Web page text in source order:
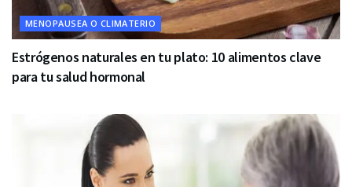
MENOPAUSEA O CLIMATERIO
Estrógenos naturales en tu plato: 10 alimentos clave
para tu salud hormonal